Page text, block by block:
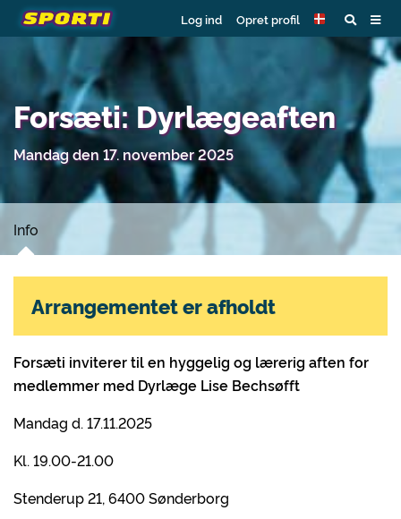
Log ind Opret profil
Forsæti: Dyrlægeaften
Mandag den 17. november 2025
Info
Forsæti inviterer til en hyggelig og lærerig aften for
medlemmer med Dyrlæge Lise Bechsøfft
Mandag d. 17.11.2025
Kl. 19.00-21.00
Stenderup 21, 6400 Sønderborg
Arrangementet er afholdt